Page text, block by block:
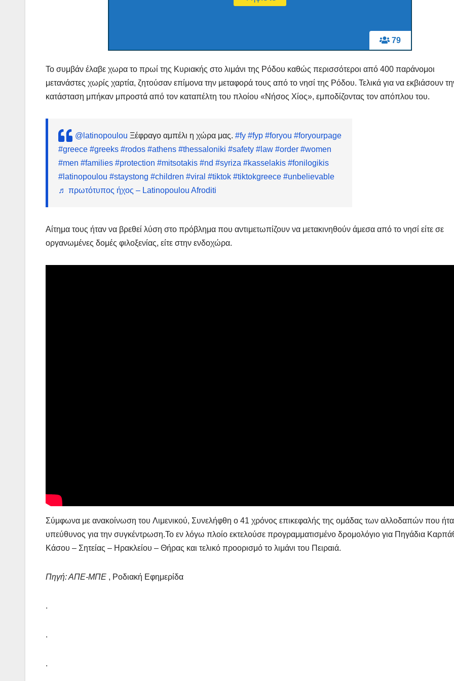
79
Το συμβάν έλαβε χωρα το πρωί της Κυριακής στο λιμάνι της Ρόδου καθώς περισσότεροι από 400 παράνομοι
μετανάστες χωρίς χαρτία, ζητούσαν επίμονα την μεταφορά τους από το νησί της Ρόδου. Τελικά για να εκβιάσουν
κατάσταση μπήκαν μπροστά από τον καταπέλτη του πλοίου «Νήσος Χίος», εμποδίζοντας τον απόπλου του.
@latinopoulou Ξέφραγο αμπέλι η χώρα μας. #fy #fyp #foryou #foryourpage
#greece #greeks #rodos #athens #thessaloniki #safety #law #order #women
#men #families #protection #mitsotakis #nd #syriza #kasselakis #fonilogikis
#latinopoulou #staystong #children #viral #tiktok #tiktokgreece #unbelievable
♬ πρωτότυπος ήχος – Latinopoulou Afroditi
Αίτημα τους ήταν να βρεθεί λύση στο πρόβλημα που αντιμετωπίζουν να μετακινηθούν άμεσα από το νησί είτε σε
οργανωμένες δομές φιλοξενίας, είτε στην ενδοχώρα.
Σύμφωνα με ανακοίνωση του Λιμενικού, Συνελήφθη ο 41 χρόνος επικεφαλής της ομάδας των αλλοδαπών που
υπεύθυνος για την συγκέντρωση.Το εν λόγω πλοίο εκτελούσε προγραμματισμένο δρομολόγιο για Πηγάδια
Κάσου – Σητείας – Ηρακλείου – Θήρας και τελικό προορισμό το λιμάνι του Πειραιά.
Πηγή: ΑΠΕ-ΜΠΕ , Ροδιακή Εφημερίδα
.
.
.